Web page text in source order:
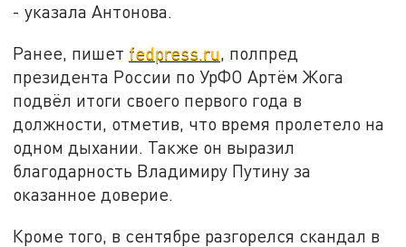
- указала Антонова.
Ранее, пишет fedpress.ru, полпред
президента России по УрФО Артём Жога
подвёл итоги своего первого года в
должности, отметив, что время пролетело на
одном дыхании. Также он выразил
благодарность Владимиру Путину за
оказанное доверие.
Кроме того, в сентябре разгорелся скандал в